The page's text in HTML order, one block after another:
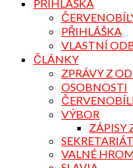
PŘIHLÁŠKA
PŘIHLÁŠKA
VLASTNÍ
ČLÁNKY
ZPRÁVY Z
OSOBNOSTI
VÝBOR
ZÁPISY
SEKRETARIÁT
VALNÉ